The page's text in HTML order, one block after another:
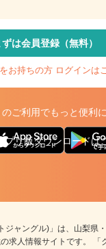
ずは会員登録（無料）
お持ちの方 ログインは
のご利用でもっと便利
プリ版ダウンロードは
ジャングル)」は、山梨県
求人情報サイトです。 「